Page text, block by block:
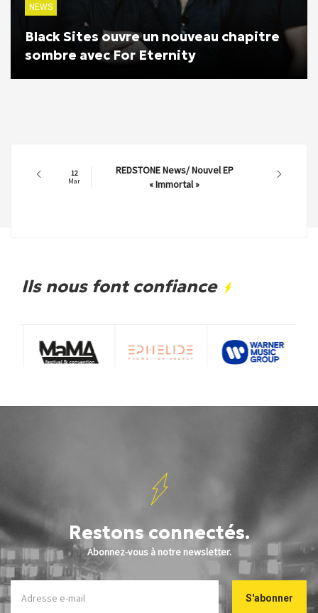
NEWS
Black Sites ouvre un nouveau chapitre
sombre avec For Eternity
12
Mar
REDSTONE News/ Nouvel EP
« Immortal »
Ils nous font confiance
Restons connectés.
Abonnez-vous à notre newsletter.